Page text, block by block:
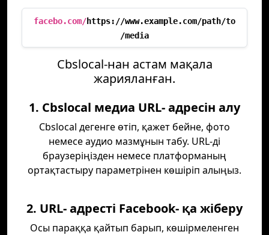
facebo.com/https://www.example.com/path/to
/media
Cbslocal-нан астам мақала
жарияланған.
1. Cbslocal медиа URL- адресін алу
Cbslocal дегенге өтіп, қажет бейне, фото
немесе аудио мазмұнын табу. URL-ді
браузеріңізден немесе платформаның
ортақтастыру параметрінен көшіріп алыңыз.
2. URL- адресті Facebook- қа жіберу
Осы параққа қайтып барып, көшірмеленген